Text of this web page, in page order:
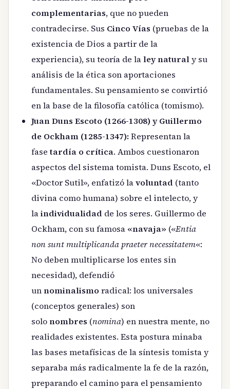
complementarias, que no pueden
contradecirse. Sus Cinco Vías (pruebas de la
existencia de Dios a partir de la
experiencia), su teoría de laley naturaly su
análisis de la ética son aportaciones
fundamentales. Su pensamiento se convirtió
en la base de la filosofía católica (tomismo).
Juan Duns Escoto (1266-1308) y Guillermo
de Ockham (1285-1347):Representan la
fasetardía o crítica. Ambos cuestionaron
aspectos del sistema tomista. Duns Escoto, el
«Doctor Sutil», enfatizó lavoluntad (tanto
divina como humana) sobre el intelecto, y
laindividualidad de los seres. Guillermo de
Ockham, con su famosa «navaja» («Entia
non sunt multiplicanda praeter necessitatem«:
No deben multiplicarse los entes sin
necesidad), defendió
unnominalismo radical: los universales
(conceptos generales) son
solonombres (nomina) en nuestra mente, no
realidades existentes. Esta postura minaba
las bases metafísicas de la síntesis tomista y
separaba más radicalmente la fe de la razón,
preparando el camino para el pensamiento